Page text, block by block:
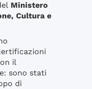
Ministero
Cultura e
il
sono stati
di